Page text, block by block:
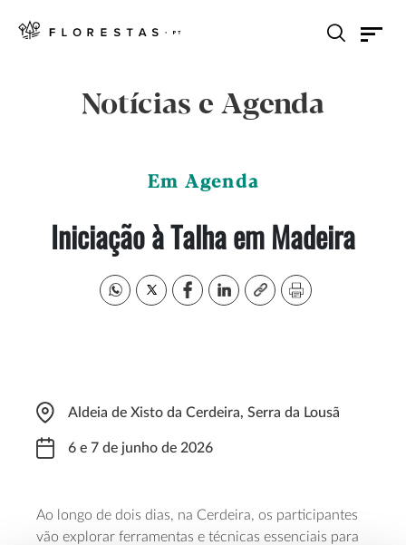
Notícias e Agenda
Em Agenda
Iniciação à Talha em Madeira
Aldeia de Xisto da Cerdeira, Serra da Lousã
6 e 7 de junho de 2026
Ao longo de dois dias, na Cerdeira, os participantes
vão explorar ferramentas e técnicas essenciais para